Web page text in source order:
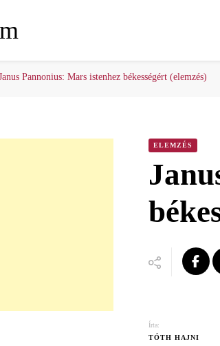
Pannonius: Mars istenhez békességért (elemzés)
ELEMZÉS
Írta:
TÓTH HAJNI